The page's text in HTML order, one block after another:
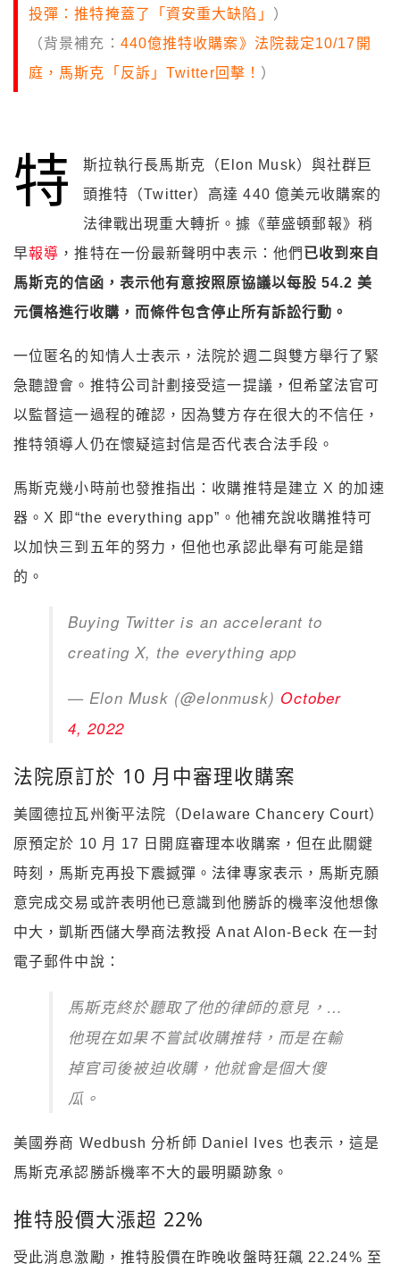
投彈：推特掩蓋了「資安重大缺陷」 ）
（背景補充： 440億推特收購案》法院裁定10/17開
庭，馬斯克「反訴」Twitter回擊！ ）
特
斯拉執行長馬斯克（Elon Musk）與社群巨
頭推特（Twitter）高達 440 億美元收購案的
法律戰出現重大轉折。據《華盛頓郵報》稍
早報導 ，推特在一份最新聲明中表示：他們 已收到來自
馬斯克的信函，表示他有意按照原協議以每股 54.2 美
元價格進行收購，而條件包含停止所有訴訟行動。
一位匿名的知情人士表示，法院於週二與雙方舉行了緊
急聽證會。推特公司計劃接受這一提議，但希望法官可
以監督這一過程的確認，因為雙方存在很大的不信任，
推特領導人仍在懷疑這封信是否代表合法手段。
馬斯克幾小時前也發推指出：收購推特是建立 X 的加速
器。X 即“the everything app”。他補充說收購推特可
以加快三到五年的努力，但他也承認此舉有可能是錯
的。
Buying Twitter is an accelerant to
creating X, the everything app
— Elon Musk (@elonmusk) October
4, 2022
法院原訂於 10 月中審理收購案
美國德拉瓦州衡平法院（Delaware Chancery Court）
原預定於 10 月 17 日開庭審理本收購案，但在此關鍵
時刻，馬斯克再投下震撼彈。法律專家表示，馬斯克願
意完成交易或許表明他已意識到他勝訴的機率沒他想像
中大，凱斯西儲大學商法教授 Anat Alon-Beck 在一封
電子郵件中說：
馬斯克終於聽取了他的律師的意見，…
他現在如果不嘗試收購推特，而是在輸
掉官司後被迫收購，他就會是個大傻
瓜。
美國券商 Wedbush 分析師 Daniel Ives 也表示，這是
馬斯克承認勝訴機率不大的最明顯跡象。
推特股價大漲超 22%
受此消息激勵，推特股價在昨晚收盤時狂飆 22.24% 至